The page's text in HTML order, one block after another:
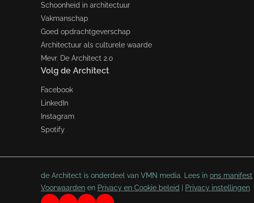
Schoonheid in architectuur
Vakmanschap
Goed opdrachtgeverschap
Architectuur als culturele waarde
Mevr. De Architect 2.0
Volg de Architect
Facebook
LinkedIn
Instagram
Spotify
de Architect is onderdeel van VMN media. Lees in ons manifest
Voorwaarden en Privacy en Cookie beleid | Privacy instellingen